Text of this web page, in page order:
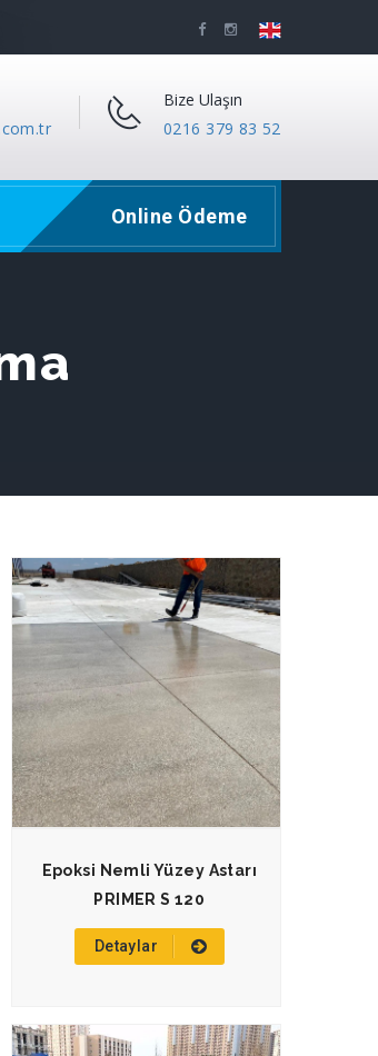
Bize Ulaşın
0216 379 83 52
Online Ödeme
Epoksi Nemli Yüzey Astarı
PRIMER S 120
Detaylar